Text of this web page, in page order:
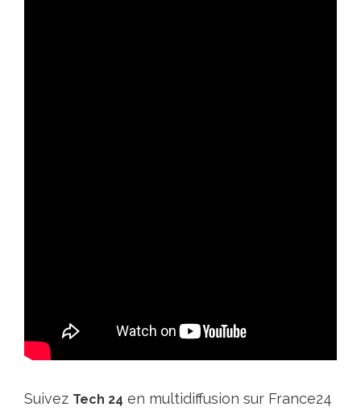
Suivez Tech 24 en multidiffusion sur France24